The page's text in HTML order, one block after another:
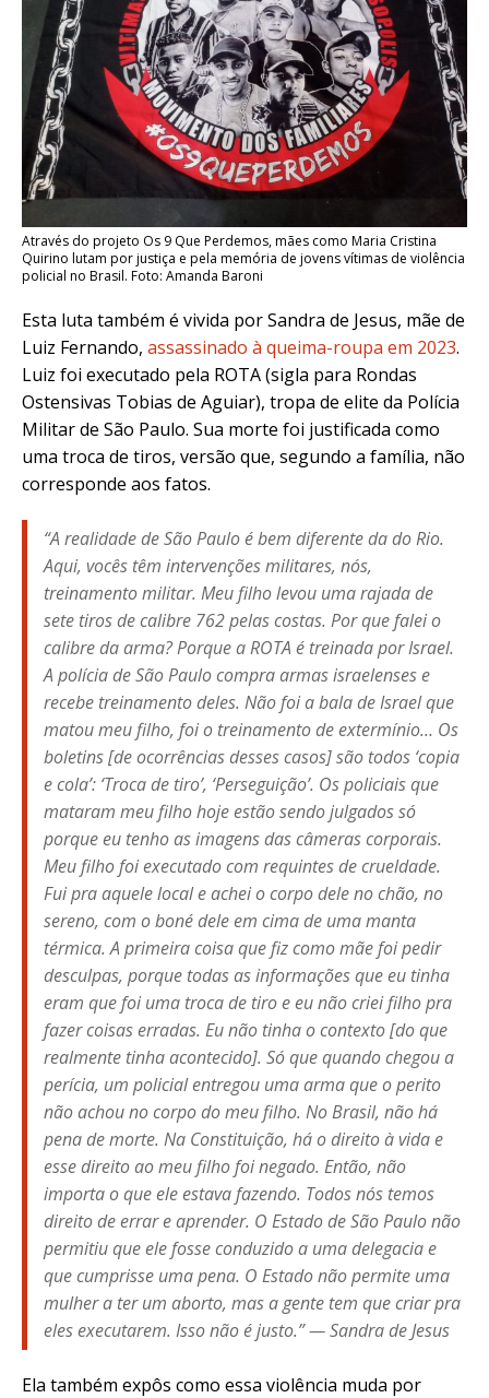
Através do projeto Os 9 Que Perdemos, mães como Maria Cristina
Quirino lutam por justiça e pela memória de jovens vítimas de violência
policial no Brasil. Foto: Amanda Baroni
Esta luta também é vivida por Sandra de Jesus, mãe de
Luiz Fernando, assassinado à queima-roupa em 2023.
Luiz foi executado pela ROTA (sigla para Rondas
Ostensivas Tobias de Aguiar), tropa de elite da Polícia
Militar de São Paulo. Sua morte foi justificada como
uma troca de tiros, versão que, segundo a família, não
corresponde aos fatos.
“A realidade de São Paulo é bem diferente da do Rio.
Aqui, vocês têm intervenções militares, nós,
treinamento militar. Meu filho levou uma rajada de
sete tiros de calibre 762 pelas costas. Por que falei o
calibre da arma? Porque a ROTA é treinada por Israel.
A polícia de São Paulo compra armas israelenses e
recebe treinamento deles. Não foi a bala de Israel que
matou meu filho, foi o treinamento de extermínio… Os
boletins [de ocorrências desses casos] são todos ‘copia
e cola’: ‘Troca de tiro’, ‘Perseguição’. Os policiais que
mataram meu filho hoje estão sendo julgados só
porque eu tenho as imagens das câmeras corporais.
Meu filho foi executado com requintes de crueldade.
Fui pra aquele local e achei o corpo dele no chão, no
sereno, com o boné dele em cima de uma manta
térmica. A primeira coisa que fiz como mãe foi pedir
desculpas, porque todas as informações que eu tinha
eram que foi uma troca de tiro e eu não criei filho pra
fazer coisas erradas. Eu não tinha o contexto [do que
realmente tinha acontecido]. Só que quando chegou a
perícia, um policial entregou uma arma que o perito
não achou no corpo do meu filho. No Brasil, não há
pena de morte. Na Constituição, há o direito à vida e
esse direito ao meu filho foi negado. Então, não
importa o que ele estava fazendo. Todos nós temos
direito de errar e aprender. O Estado de São Paulo não
permitiu que ele fosse conduzido a uma delegacia e
que cumprisse uma pena. O Estado não permite uma
mulher a ter um aborto, mas a gente tem que criar pra
eles executarem. Isso não é justo.” — Sandra de Jesus
Ela também expôs como essa violência muda por